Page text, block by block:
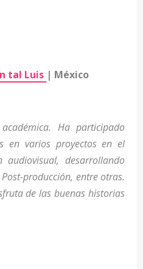
tal Luis | México
Ha participado
en varios proyectos en el
desarrollando
producción, entre otras.
de las buenas historias